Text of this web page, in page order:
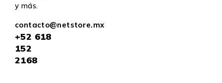
y más.
contacto@netstore.mx
+52 618
152
2168